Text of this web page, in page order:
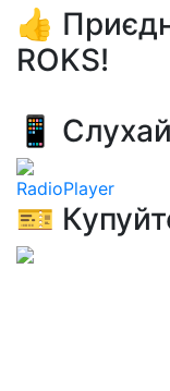
👍
ROKS!
📱
RadioPlayer
🎫